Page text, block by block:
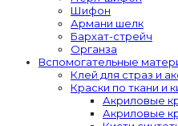
Шифон
Армани шелк
Бархат-стрейч
Органза
Вспомогательные
Клей для страз и
Краски по ткани и
Акриловые
Акриловые